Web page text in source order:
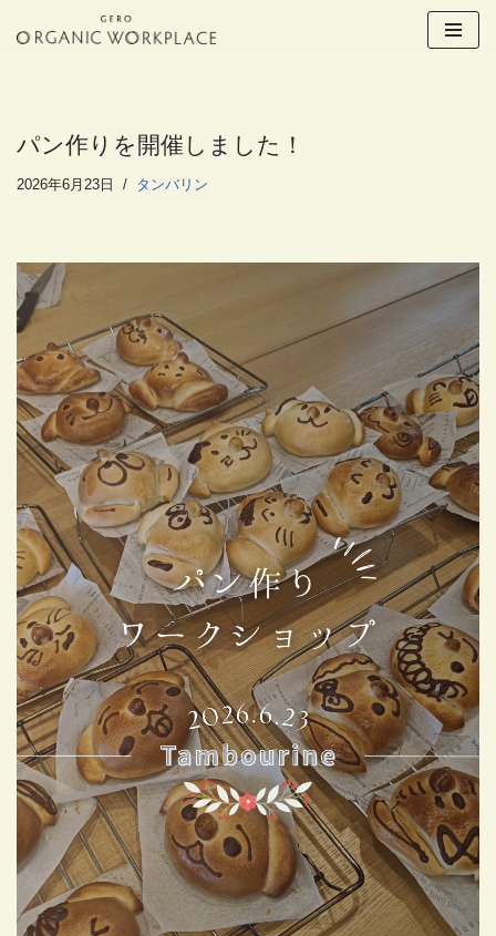
ツ
へ
プ
パン作りを開催しました！
2026年6月23日 タンバリン